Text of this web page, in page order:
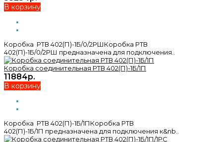
В корзину
Коробка РТВ 402(П)-1Б/0/2РШКоробка РТВ
402(П)-1Б/0/2РШ предназначена для подключения..
Коробка соединительная РТВ 402(П)-1Б/1П
11884р.
В корзину
Коробка РТВ 402(П)-1Б/1ПКоробка РТВ
402(П)-1Б/1П предназначена для подключения к&nb..